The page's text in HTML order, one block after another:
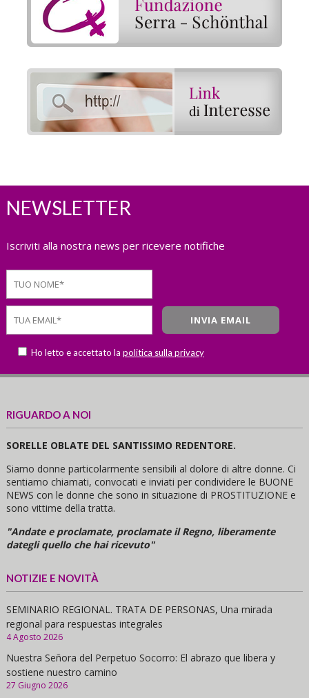
NEWSLETTER
Iscriviti alla nostra news per ricevere notifiche
Ho letto e accettato la politica sulla privacy
RIGUARDO A NOI
SORELLE OBLATE DEL SANTISSIMO REDENTORE.
Siamo donne particolarmente sensibili al dolore di altre donne. Ci
sentiamo chiamati, convocati e inviati per condividere le BUONE
NEWS con le donne che sono in situazione di PROSTITUZIONE e
sono vittime della tratta.
"Andate e proclamate, proclamate il Regno, liberamente
dategli quello che hai ricevuto"
NOTIZIE E NOVITÀ
SEMINARIO REGIONAL. TRATA DE PERSONAS, Una mirada
regional para respuestas integrales
4 Agosto 2026
Nuestra Señora del Perpetuo Socorro: El abrazo que libera y
sostiene nuestro camino
27 Giugno 2026